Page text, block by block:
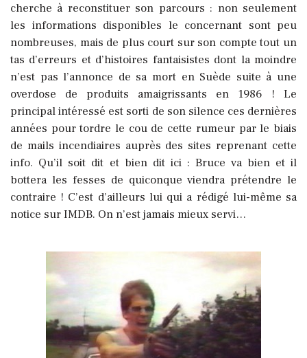
cherche à reconstituer son parcours : non seulement
les informations disponibles le concernant sont peu
nombreuses, mais de plus court sur son compte tout un
tas d’erreurs et d’histoires fantaisistes dont la moindre
n’est pas l’annonce de sa mort en Suède suite à une
overdose de produits amaigrissants en 1986 ! Le
principal intéressé est sorti de son silence ces dernières
années pour tordre le cou de cette rumeur par le biais
de mails incendiaires auprès des sites reprenant cette
info. Qu’il soit dit et bien dit ici : Bruce va bien et il
bottera les fesses de quiconque viendra prétendre le
contraire ! C’est d’ailleurs lui qui a rédigé lui-même sa
notice sur IMDB. On n’est jamais mieux servi…